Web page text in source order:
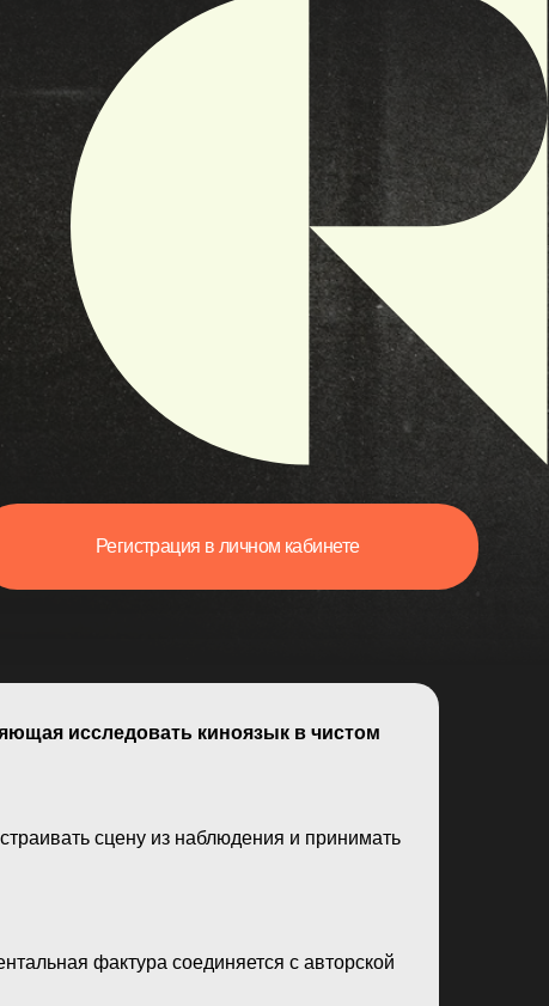
в личном кабинете
исследовать киноязык в чистом
сцену из наблюдения и принимать
фактура соединяется с авторской